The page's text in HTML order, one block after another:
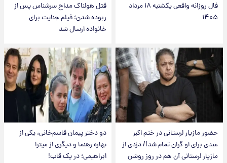
فال روزانه واقعی یکشنبه ۱۸ مرداد
۱۴۰۵
قتل هولناک مداح سرشناس پس از
ربوده شدن؛ فیلم جنایت برای
خانواده ارسال شد
حضور مازیار لرستانی در ختم اکبر
عبدی برای او گران تمام شد!/ دزدی از
مازیار لرستانی آن هم در روز روشن
دو دختر پیمان قاسم‌خانی، یکی از
بهاره رهنما و دیگری از میترا
ابراهیمی؛ در یک قاب!